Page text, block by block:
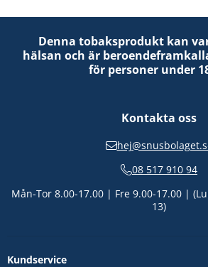
Denna tobaksprodukt kan
hälsan och är
för personer under
Kontakta oss
08 517 910 94
Mån-Tor 8.00-17.00 | Fre 9.00-17.00 |
13)
Kundservice